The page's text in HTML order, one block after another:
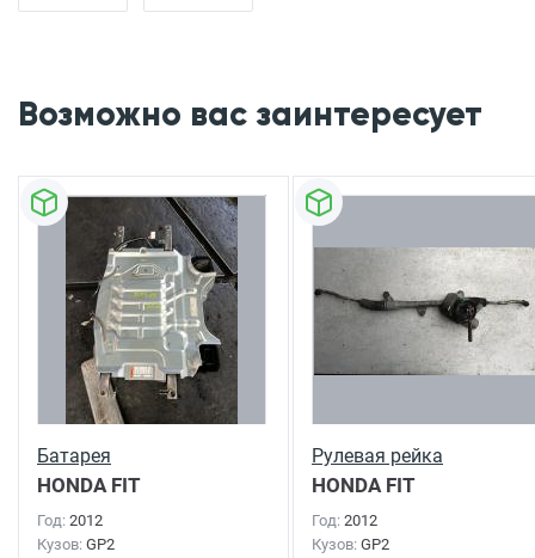
Возможно вас заинтересует
Батарея
HONDA FIT
SHUTTLE
Год: 2012
Кузов: GP2
Рулевая рейка
HONDA FIT
SHUTTLE
Год: 2012
Кузов: GP2